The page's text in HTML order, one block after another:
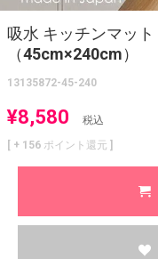
吸水 キッチンマット
（45cm×240cm）
13135872-45-240
¥8,580
税込
[ + 156 ポイント還元 ]